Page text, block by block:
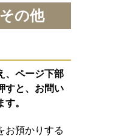
の他
、ページ下部
すと、お問い
。
お預かりする